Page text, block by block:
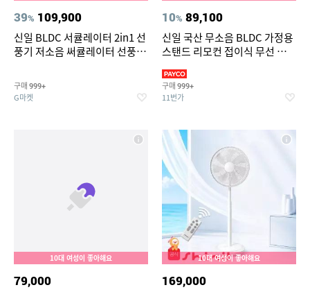
39% 109,900
신일 BLDC 서큘레이터 2in1 선
풍기 저소음 써큘레이터 선풍기
퍼)
구매 999+
G마켓
10% 89,100
신일 국산 무소음 BLDC 가정용
스탠드 리모컨 접이식 무선 선풍
구매 999+
11번가
10대 여성이 좋아해요
79,000
10대 여성이 좋아해요
169,000